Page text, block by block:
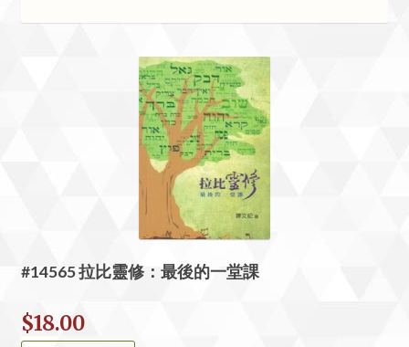
#14565 拉比靈修：最後的一堂課
$18.00